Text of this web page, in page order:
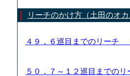
リーチのかけ方（土田のオカ
４９．６巡目までのリーチ
５０．７～１２巡目までの